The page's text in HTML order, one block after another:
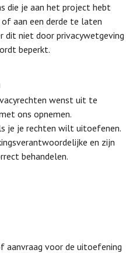
die je aan het project hebt
aan een derde te laten
dit niet door privacywetgeving
beperkt.
wenst uit te
ons opnemen.
je je rechten wilt uitoefenen.
en zijn
behandelen.
aanvraag voor de uitoefening